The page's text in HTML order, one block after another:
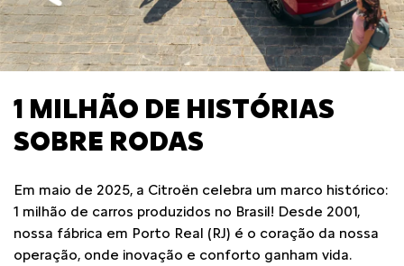
1 MILHÃO DE HISTÓRIAS
SOBRE RODAS
Em maio de 2025, a Citroën celebra um marco histórico:
1 milhão de carros produzidos no Brasil! Desde 2001,
nossa fábrica em Porto Real (RJ) é o coração da nossa
operação, onde inovação e conforto ganham vida.